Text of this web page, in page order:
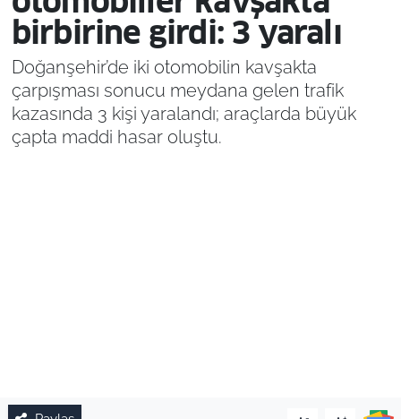
birbirine girdi: 3 yaralı
Doğanşehir’de iki otomobilin kavşakta
çarpışması sonucu meydana gelen trafik
kazasında 3 kişi yaralandı; araçlarda büyük
çapta maddi hasar oluştu.